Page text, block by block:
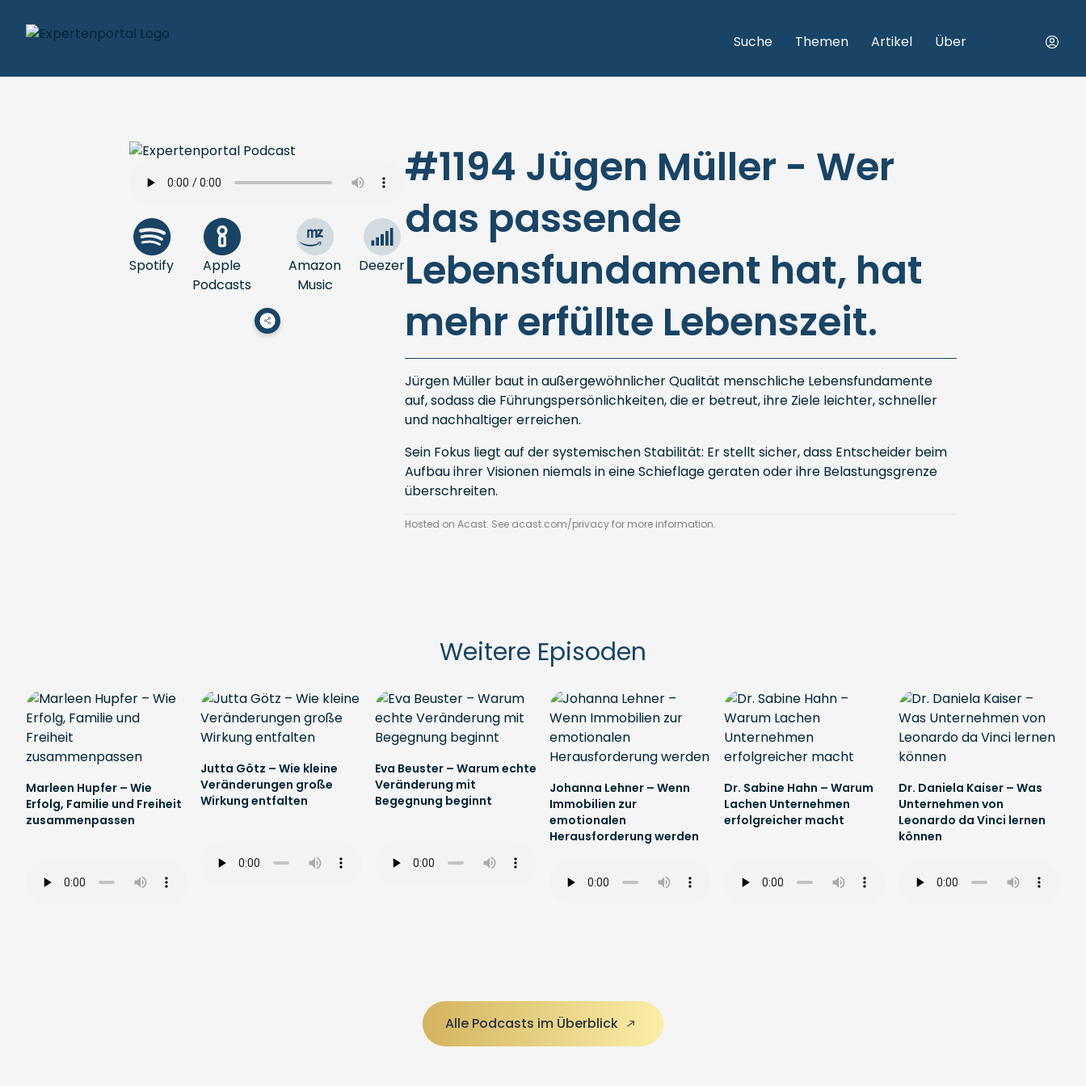
Suche Themen Artikel Über
Spotify
Apple
Podcasts
Amazon
Music
Deezer
#1194 Jügen Müller - Wer
das passende
Lebensfundament hat, hat
mehr erfüllte Lebenszeit.
Jürgen Müller baut in außergewöhnlicher Qualität menschliche Lebensfundamente
auf, sodass die Führungspersönlichkeiten, die er betreut, ihre Ziele leichter, schneller
und nachhaltiger erreichen.
Sein Fokus liegt auf der systemischen Stabilität: Er stellt sicher, dass Entscheider beim
Aufbau ihrer Visionen niemals in eine Schieflage geraten oder ihre Belastungsgrenze
überschreiten.
Hosted on Acast. See acast.com/privacyfor more information.
Weitere Episoden
Marleen Hupfer – Wie
Erfolg, Familie und Freiheit
zusammenpassen
Jutta Götz – Wie kleine
Veränderungen große
Wirkung entfalten
Eva Beuster – Warum echte
Veränderung mit
Begegnung beginnt
Johanna Lehner – Wenn
Immobilien zur
emotionalen
Herausforderung werden
Dr. Sabine Hahn – Warum
Lachen Unternehmen
erfolgreicher macht
Dr. Daniela Kaiser – Was
Unternehmen von
Leonardo da Vinci lernen
können
Alle Podcasts im Überblick